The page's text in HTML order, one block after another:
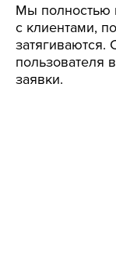
Мы полностью
с клиентами,
затягиваются.
пользователя
заявки.